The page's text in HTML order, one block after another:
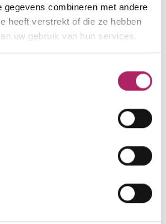
gegevens combineren met andere
heeft verstrekt of die ze hebben
uw gebruik van hun services.
nu gesloten Enkel op afspraak
| 17:00 - 22:00
| 17:00 - 22:00
| 17:00 - 22:00